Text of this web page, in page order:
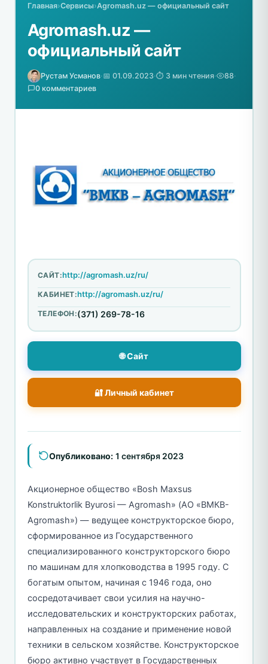
Главная›Сервисы›Agromash.uz — официальный сайт
Agromash.uz —
официальный сайт
Рустам Усманов·📅 01.09.2023·⏱️ 3 мин чтения· 88·
0 комментариев
САЙТ:http://agromash.uz/ru/
КАБИНЕТ:http://agromash.uz/ru/
ТЕЛЕФОН:(371) 269-78-16
🌐 Сайт
🔐 Личный кабинет
Опубликовано: 1 сентября 2023
Акционерное общество «Bosh Maxsus
Konstruktorlik Byurosi — Agromash» (АО «BMКB-
Аgromash») — ведущее конструкторское бюро,
сформированное из Государственного
специализированного конструкторского бюро
по машинам для хлопководства в 1995 году. С
богатым опытом, начиная с 1946 года, оно
сосредотачивает свои усилия на научно-
исследовательских и конструкторских работах,
направленных на создание и применение новой
техники в сельском хозяйстве. Конструкторское
бюро активно участвует в Государственных